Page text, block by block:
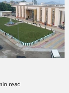
read